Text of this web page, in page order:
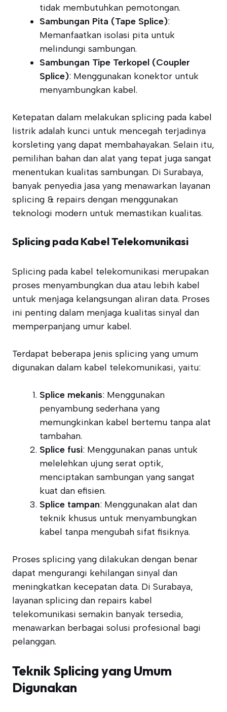
tidak membutuhkan pemotongan.
Sambungan Pita (Tape Splice):
Memanfaatkan isolasi pita untuk
melindungi sambungan.
Sambungan Tipe Terkopel (Coupler
Splice): Menggunakan konektor untuk
menyambungkan kabel.
Ketepatan dalam melakukan splicing pada kabel
listrik adalah kunci untuk mencegah terjadinya
korsleting yang dapat membahayakan. Selain itu,
pemilihan bahan dan alat yang tepat juga sangat
menentukan kualitas sambungan. Di Surabaya,
banyak penyedia jasa yang menawarkan layanan
splicing & repairs dengan menggunakan
teknologi modern untuk memastikan kualitas.
Splicing pada Kabel Telekomunikasi
Splicing pada kabel telekomunikasi merupakan
proses menyambungkan dua atau lebih kabel
untuk menjaga kelangsungan aliran data. Proses
ini penting dalam menjaga kualitas sinyal dan
memperpanjang umur kabel.
Terdapat beberapa jenis splicing yang umum
digunakan dalam kabel telekomunikasi, yaitu:
Splice mekanis: Menggunakan
penyambung sederhana yang
memungkinkan kabel bertemu tanpa alat
tambahan.
Splice fusi: Menggunakan panas untuk
melelehkan ujung serat optik,
menciptakan sambungan yang sangat
kuat dan efisien.
Splice tampan: Menggunakan alat dan
teknik khusus untuk menyambungkan
kabel tanpa mengubah sifat fisiknya.
Proses splicing yang dilakukan dengan benar
dapat mengurangi kehilangan sinyal dan
meningkatkan kecepatan data. Di Surabaya,
layanan splicing dan repairs kabel
telekomunikasi semakin banyak tersedia,
menawarkan berbagai solusi profesional bagi
pelanggan.
Teknik Splicing yang Umum
Digunakan